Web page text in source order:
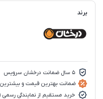
برند
5 سال ضمانت درخشان سرویس
ضمانت بهترین قیمت و
خرید مستقیم از نمایندگی